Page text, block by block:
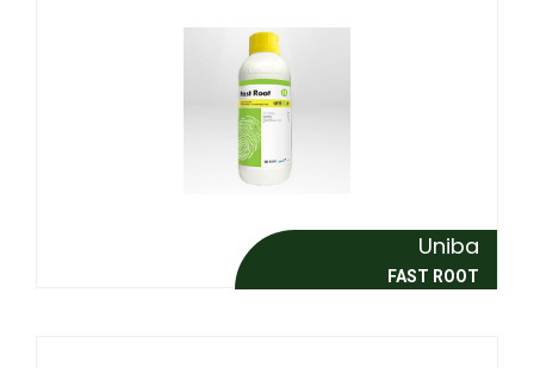
Uniba
FAST ROOT